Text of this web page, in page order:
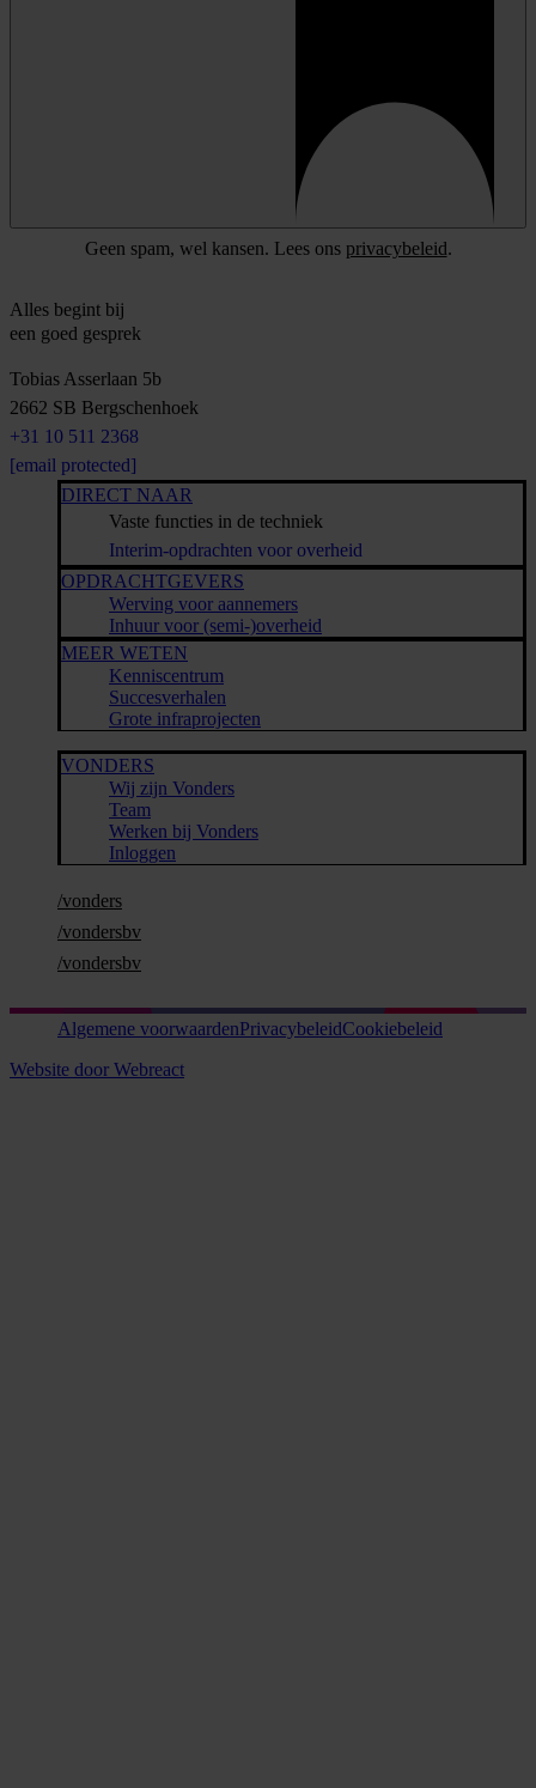
Geen spam, wel kansen. Lees ons privacybeleid.
Alles begint bij
een goed gesprek
Tobias Asserlaan 5b
2662 SB Bergschenhoek
+31 10 511 2368
[email protected]
DIRECT NAAR
Vaste functies in de techniek
Interim-opdrachten voor overheid
OPDRACHTGEVERS
Werving voor aannemers
Inhuur voor (semi-)overheid
MEER WETEN
Kenniscentrum
Succesverhalen
Grote infraprojecten
VONDERS
Wij zijn Vonders
Team
Werken bij Vonders
Inloggen
/vonders
/vondersbv
/vondersbv
Algemene voorwaardenPrivacybeleidCookiebeleid
Website door Webreact